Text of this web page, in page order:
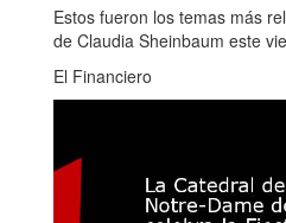
Estos fueron los temas más
de Claudia Sheinbaum este
El Financiero